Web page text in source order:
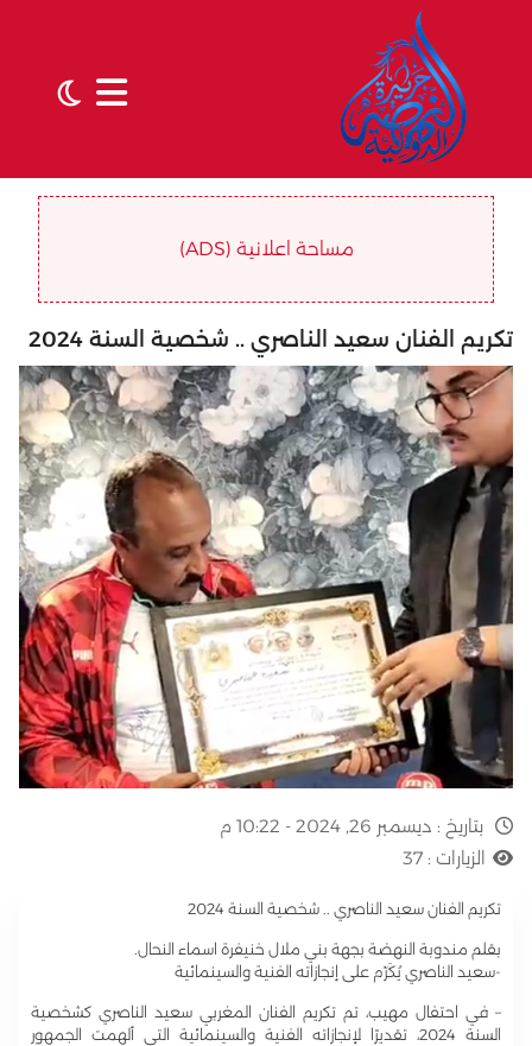
مساحة اعلانية (ADS)
تكريم الفنان سعيد الناصري .. شخصية السنة 2024
بتاريخ : ديسمبر 26, 2024 - 10:22 م
الزيارات : 37
تكريم الفنان سعيد الناصري .. شخصية السنة 2024
بقلم مندوبة النهضة بجهة بني ملال خنيفرة اسماء النحال.
-سعيد الناصري يُكَرّم على إنجازاته الفنية والسينمائية
– في احتفال مهيب، تم تكريم الفنان المغربي سعيد الناصري كشخصية
السنة 2024، تقديرًا لإنجازاته الفنية والسينمائية التي ألهمت الجمهور